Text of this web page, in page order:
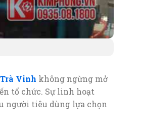
Vinh không ngừng mở
tổ chức. Sự linh hoạt
người tiêu dùng lựa chọn